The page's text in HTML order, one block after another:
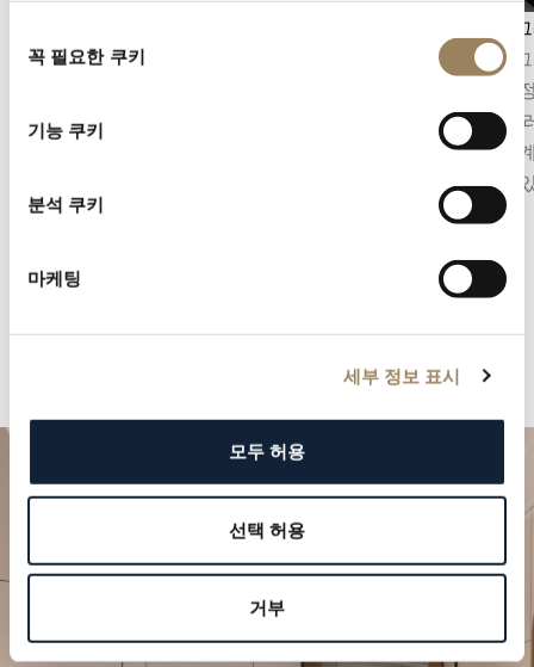
꼭 필요한 쿠키
기능 쿠키
분석 쿠키
마케팅
세부 정보 표시
모두 허용
선택 허용
거부
세컨즈 디스플레이는 시간의 흐름을 정밀하게 파
중앙 초침 또는 다이얼 구조에 통합된 오프센터
크로노
크로노
시간을
니다. 브
리고 기
어오고